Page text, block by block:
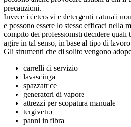
precauzioni.
Invece i detersivi e detergenti naturali
e possono essere lo stesso efficaci nella
compito dei professionisti decidere quali
agire in tal senso, in base al tipo di
Gli strumenti che di solito vengono
carrelli di servizio
lavasciuga
spazzatrice
generatori di vapore
attrezzi per scopatura manuale
tergivetro
panni in fibra